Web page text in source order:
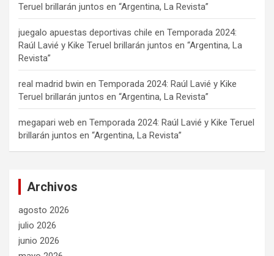
Teruel brillarán juntos en “Argentina, La Revista”
juegalo apuestas deportivas chile en Temporada 2024:
Raúl Lavié y Kike Teruel brillarán juntos en “Argentina, La
Revista”
real madrid bwin en Temporada 2024: Raúl Lavié y Kike
Teruel brillarán juntos en “Argentina, La Revista”
megapari web en Temporada 2024: Raúl Lavié y Kike Teruel
brillarán juntos en “Argentina, La Revista”
Archivos
agosto 2026
julio 2026
junio 2026